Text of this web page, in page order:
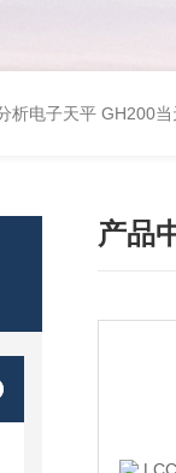
析电子天平 GH200
产品